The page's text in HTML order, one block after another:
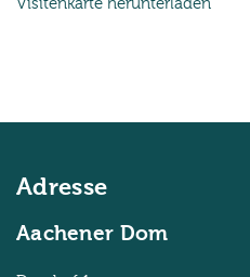
Visitenkarte herunterladen
Adresse
Aachener Dom